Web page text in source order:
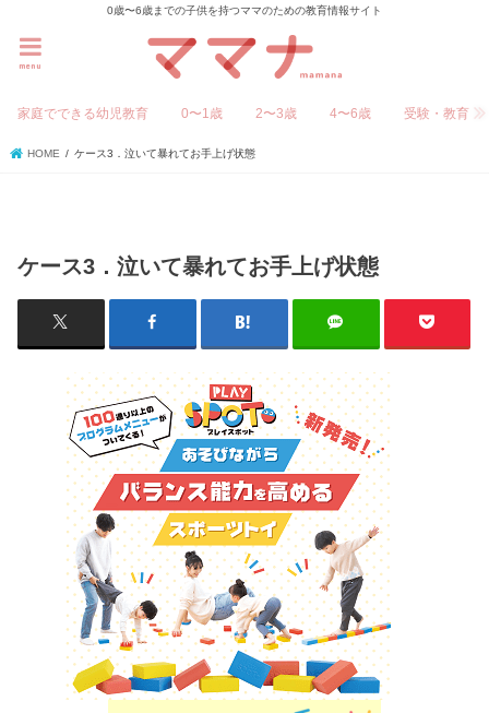
0歳〜6歳までの子供を持つママのための教育情報サイト
menu
家庭でできる幼児教育 0〜1歳 2〜3歳 4〜6歳 受験・教育
HOME ケース3．泣いて暴れてお手上げ状態
ケース3．泣いて暴れてお手上げ状態